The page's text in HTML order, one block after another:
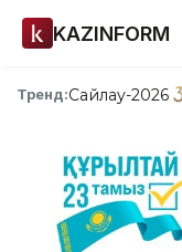
KAZINFORM
Тренд:Сайлау-2026